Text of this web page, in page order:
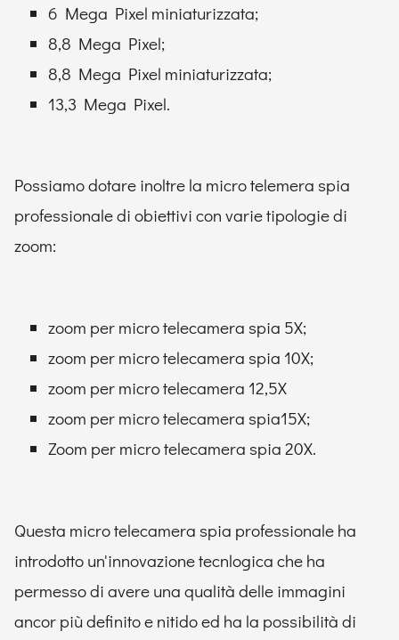
6 Mega Pixel miniaturizzata;
8,8 Mega Pixel;
8,8 Mega Pixel miniaturizzata;
13,3 Mega Pixel.
Possiamo dotare inoltre la micro telemera spia
professionale di obiettivi con varie tipologie di
zoom:
zoom per micro telecamera spia 5X;
zoom per micro telecamera spia 10X;
zoom per micro telecamera 12,5X
zoom per micro telecamera spia15X;
Zoom per micro telecamera spia 20X.
Questa micro telecamera spia professionale ha
introdotto un'innovazione tecnlogica che ha
permesso di avere una qualità delle immagini
ancor più definito e nitido ed ha la possibilità di